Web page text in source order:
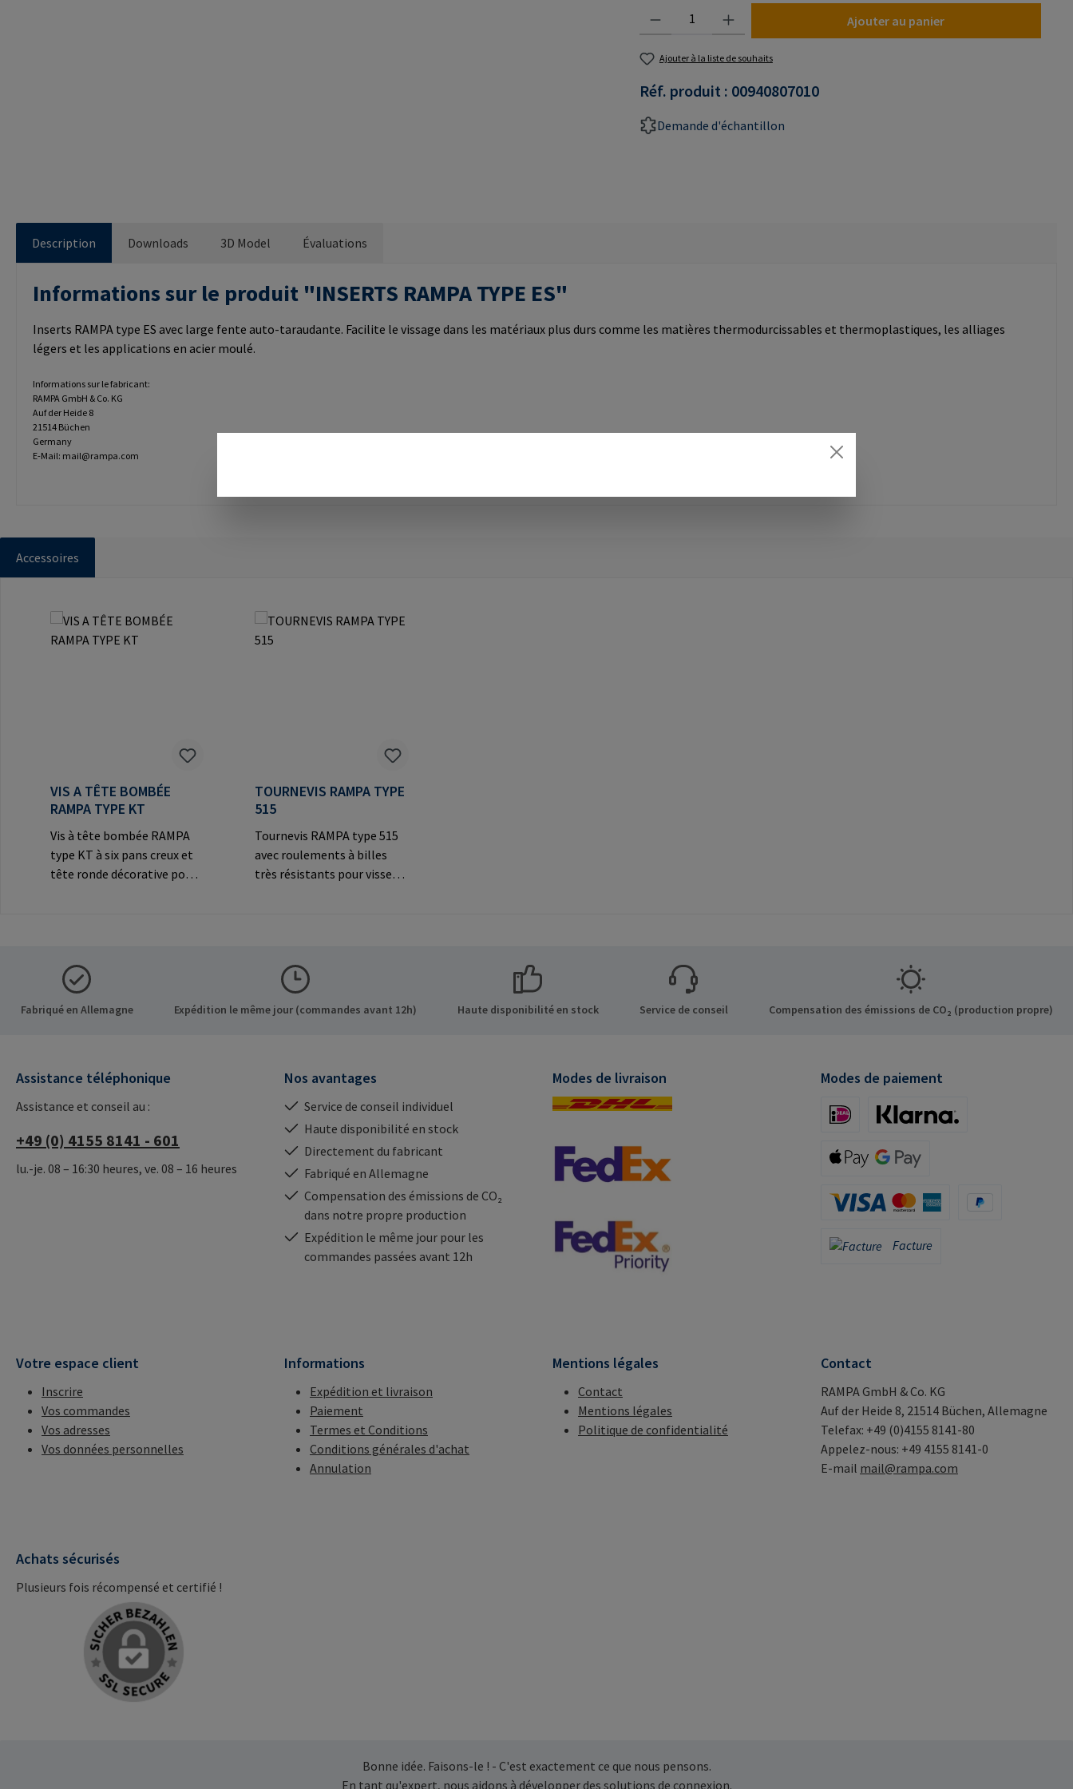
Ajouter au panier
Ajouter à la liste de souhaits
Réf. produit : 00940807010
Demande d'échantillon
Description Downloads 3D Model Évaluations
Informations sur le produit "INSERTS RAMPA TYPE ES"
Inserts RAMPA type ES avec large fente auto-taraudante. Facilite le vissage dans les matériaux plus durs comme les matières thermodurcissables et thermoplastiques, les alliages
légers et les applications en acier moulé.
Informations sur le fabricant:
RAMPA GmbH & Co. KG
Auf der Heide 8
21514 Büchen
Germany
E-Mail: mail@rampa.com
Accessoires
VIS A TÊTE BOMBÉE
RAMPA TYPE KT
Vis à tête bombée RAMPA
type KT à six pans creux et
tête ronde décorative pour
Büchen Germany E-Mail:
mail@rampa.com
TOURNEVIS RAMPA TYPE
515
Tournevis RAMPA type 515
avec roulements à billes
très résistants pour visser
RAMPA.Informations sur le
fabricant: RAMPA GmbH &
Co. KG Auf der Heide 8 21514
Fabriqué en Allemagne Expédition le même jour (commandes avant 12h) Haute disponibilité en stock Service de conseil Compensation des émissions de CO₂ (production propre)
Assistance téléphonique
Assistance et conseil au :
+49 (0) 4155 8141 - 601
lu.-je. 08 – 16:30 heures, ve. 08 – 16 heures
Nos avantages
Service de conseil individuel
Haute disponibilité en stock
Directement du fabricant
Fabriqué en Allemagne
Compensation des émissions de CO₂
dans notre propre production
Expédition le même jour pour les
commandes passées avant 12h
Modes de livraison Modes de paiement
Facture
Facture
Votre espace client
Inscrire
Vos commandes
Vos adresses
Vos données personnelles
Informations
Expédition et livraison
Paiement
Termes et Conditions
Conditions générales d'achat
Annulation
Mentions légales
Contact
Mentions légales
Politique de confidentialité
Contact
RAMPA GmbH & Co. KG
Auf der Heide 8, 21514 Büchen, Allemagne
Telefax: +49 (0)4155 8141-80
Appelez-nous: +49 4155 8141-0
E-mail mail@rampa.com
Achats sécurisés
Plusieurs fois récompensé et certifié !
Bonne idée. Faisons-le ! - C'est exactement ce que nous pensons.
En tant qu'expert, nous aidons à développer des solutions de connexion.